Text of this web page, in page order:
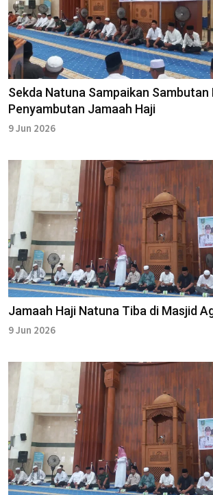
Sekda Natuna Sampaikan
Penyambutan Jamaah Haji
9 Jun 2026
Jamaah Haji Natuna Tiba di Masjid
9 Jun 2026